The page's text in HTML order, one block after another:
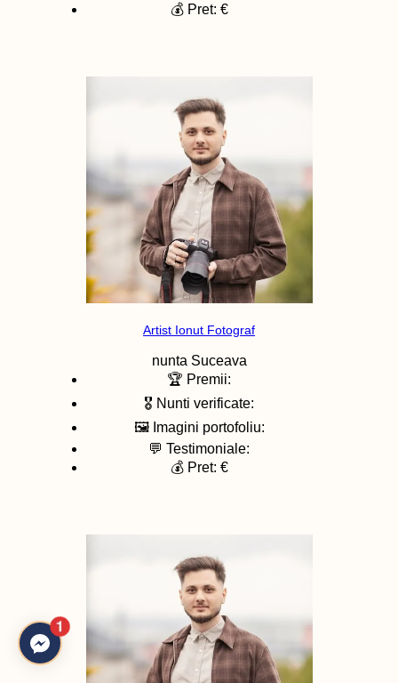
💰 Pret: €
Artist Ionut Fotograf
nunta Suceava
🏆 Premii:
🎖️ Nunti verificate:
🖼️ Imagini portofoliu:
💬 Testimoniale:
💰 Pret: €